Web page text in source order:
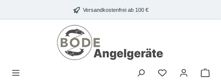
Zum Hauptinhalt springen Versandkostenfrei ab 100 €